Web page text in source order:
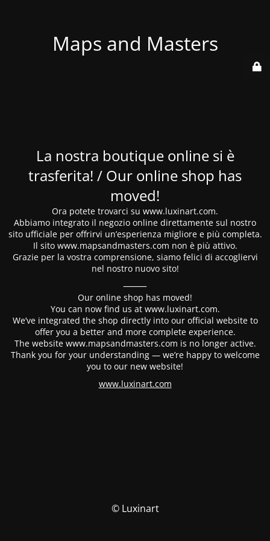
Maps and Masters
La nostra boutique online si è
trasferita! / Our online shop has
moved!
Ora potete trovarci su www.luxinart.com.
Abbiamo integrato il negozio online direttamente sul nostro
sito ufficiale per offrirvi un’esperienza migliore e più completa.
Il sito www.mapsandmasters.com non è più attivo.
Grazie per la vostra comprensione, siamo felici di accogliervi
nel nostro nuovo sito!
⸻
Our online shop has moved!
You can now find us at www.luxinart.com.
We’ve integrated the shop directly into our official website to
offer you a better and more complete experience.
The website www.mapsandmasters.com is no longer active.
Thank you for your understanding — we’re happy to welcome
you to our new website!
www.luxinart.com
© Luxinart